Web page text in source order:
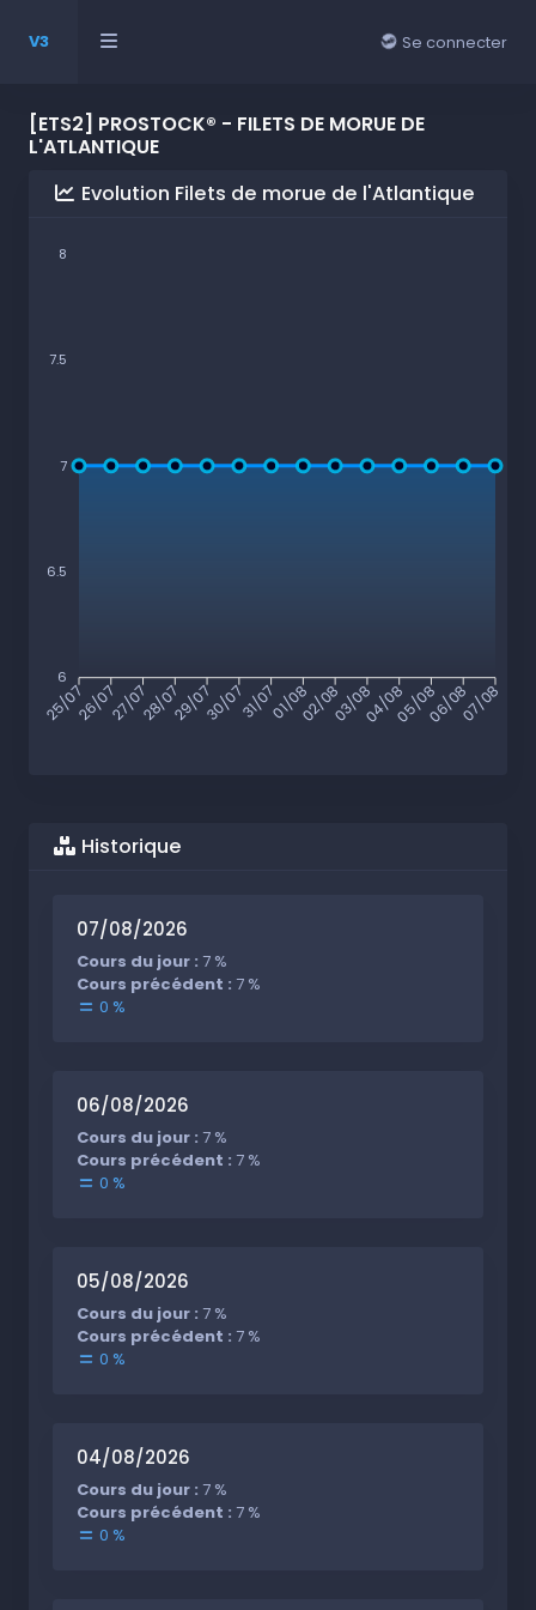
V3 Se connecter
[ETS2] PROSTOCK® - FILETS DE MORUE DE
L'ATLANTIQUE
Evolution Filets de morue de l'Atlantique
8
7.5
7
6.5
6
25/0726/0727/0728/0729/0730/0731/0701/0802/0803/0804/0805/0806/0807/08
Historique
07/08/2026
Cours du jour : 7 %
Cours précédent : 7 %
0 %
06/08/2026
Cours du jour : 7 %
Cours précédent : 7 %
0 %
05/08/2026
Cours du jour : 7 %
Cours précédent : 7 %
0 %
04/08/2026
Cours du jour : 7 %
Cours précédent : 7 %
0 %